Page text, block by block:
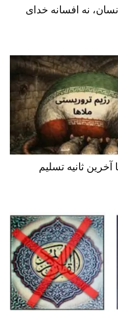
نه افسانه خدای
ثانیه تسلیم